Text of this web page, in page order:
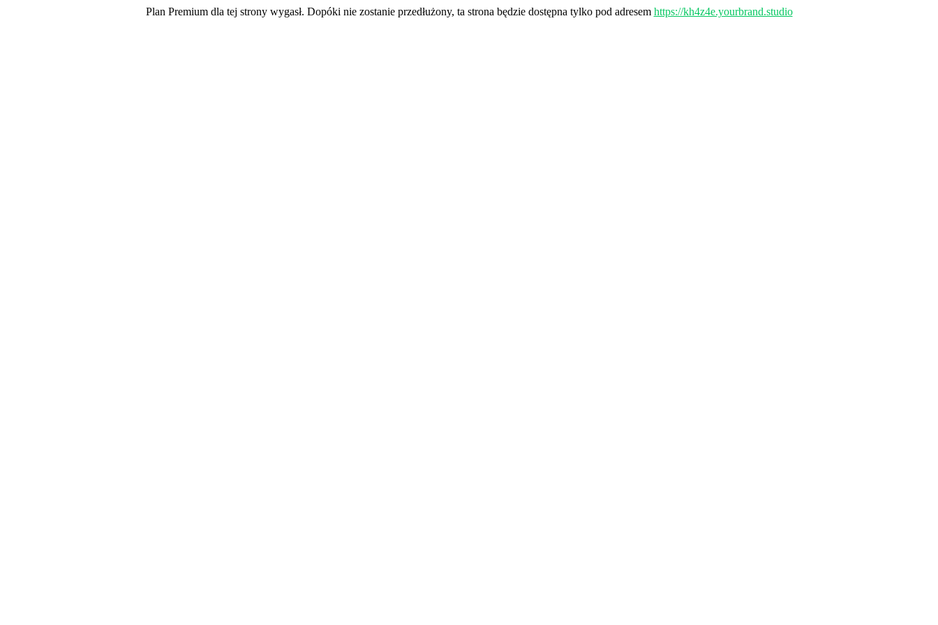
Plan Premium dla tej strony wygasł. Dopóki nie zostanie przedłużony, ta strona będzie dostępna tylko pod adresem https://kh4z4e.yourbrand.studio